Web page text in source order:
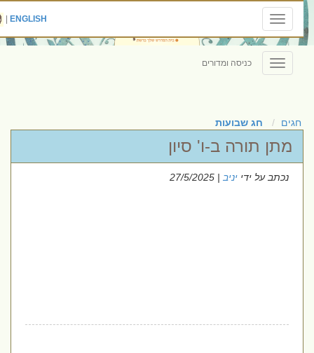
Toggle
navigation
ENGLISH
|
Toggle
navigation
כניסה ומדורים
חגים חג שבועות
מתן תורה ב-ו' סיון
נכתב על ידייניב| 27/5/2025